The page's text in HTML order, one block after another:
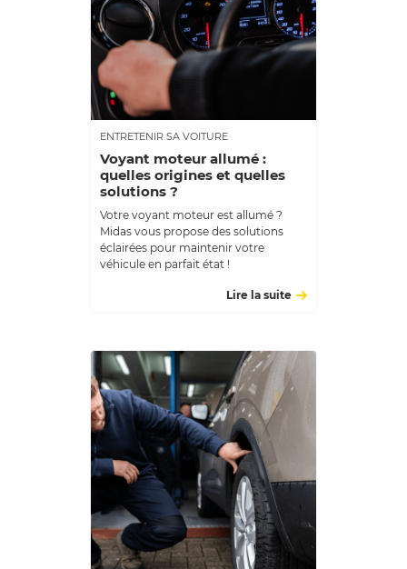
ENTRETENIR SA VOITURE
Voyant moteur allumé :
quelles origines et quelles
solutions ?
Votre voyant moteur est allumé ?
Midas vous propose des solutions
éclairées pour maintenir votre
véhicule en parfait état !
Lire la suite